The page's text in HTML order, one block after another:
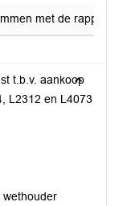
met de
t.b.v. aankoop
L2312 en L4073
wethouder